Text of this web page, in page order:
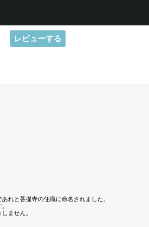
レビューする
れと菩提寺の住職に命名されました。
ません。